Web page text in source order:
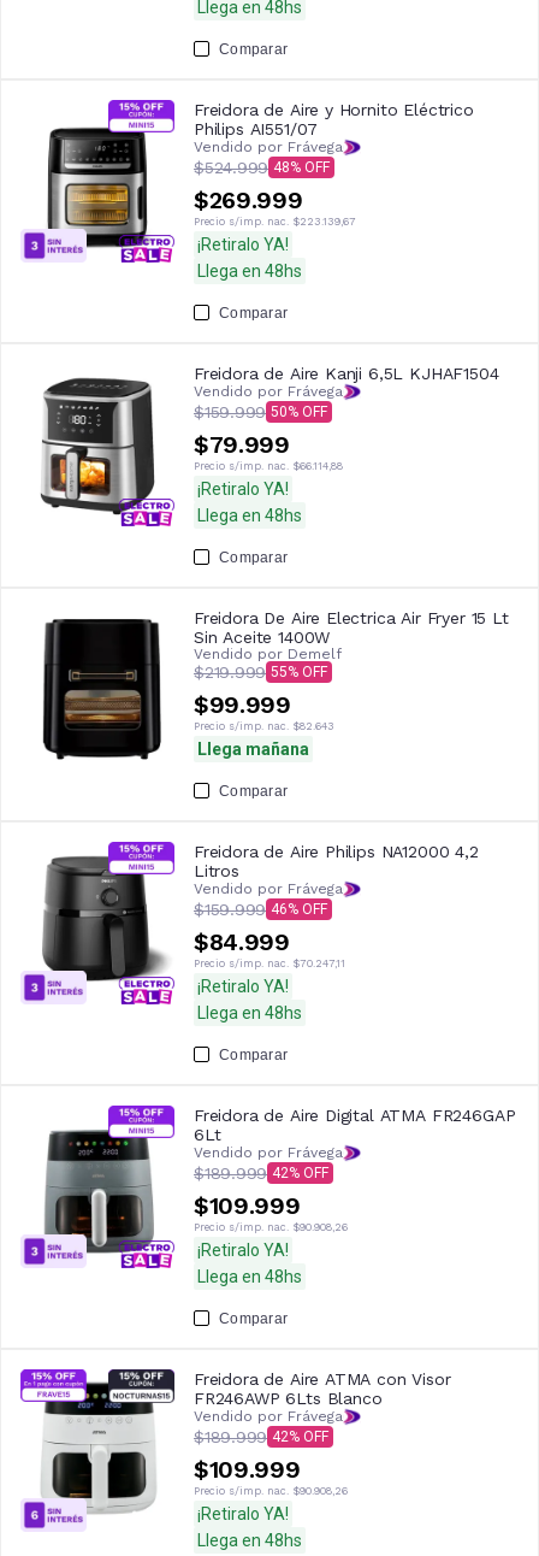
Llega en 48hs
Comparar
Freidora de Aire y Hornito Eléctrico
Philips AI551/07
Vendido por Frávega
$524.999 48
$269.999
Precio s/imp. nac. $223.139,67
¡Retiralo YA!
Llega en 48hs
Comparar
Freidora de Aire Kanji 6,5L KJHAF1504
Vendido por Frávega
$159.999 50
$79.999
Precio s/imp. nac. $66.114,88
¡Retiralo YA!
Llega en 48hs
Comparar
Freidora De Aire Electrica Air Fryer 15 Lt
Sin Aceite 1400W
Vendido por Demelf
$219.999 55
$99.999
Precio s/imp. nac. $82.643
Llega mañana
Comparar
Freidora de Aire Philips NA12000 4,2
Litros
Vendido por Frávega
$159.999 46
$84.999
Precio s/imp. nac. $70.247,11
¡Retiralo YA!
Llega en 48hs
Comparar
Freidora de Aire Digital ATMA FR246GAP
6Lt
Vendido por Frávega
$189.999 42
$109.999
Precio s/imp. nac. $90.908,26
¡Retiralo YA!
Llega en 48hs
Comparar
Freidora de Aire ATMA con Visor
FR246AWP 6Lts Blanco
Vendido por Frávega
$189.999 42
$109.999
Precio s/imp. nac. $90.908,26
¡Retiralo YA!
Llega en 48hs